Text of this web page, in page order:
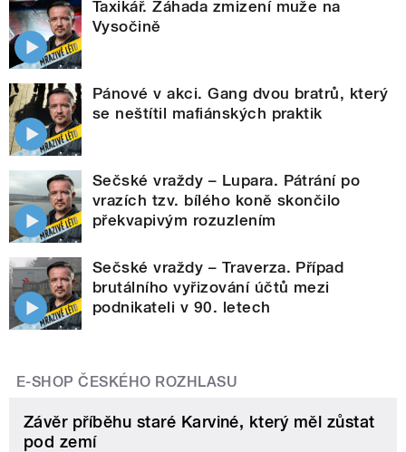
Taxikář. Záhada zmizení muže na
Vysočině
Pánové v akci. Gang dvou bratrů, který
se neštítil mafiánských praktik
Sečské vraždy – Lupara. Pátrání po
vrazích tzv. bílého koně skončilo
překvapivým rozuzlením
Sečské vraždy – Traverza. Případ
brutálního vyřizování účtů mezi
podnikateli v 90. letech
E-SHOP ČESKÉHO ROZHLASU
Závěr příběhu staré Karviné, který měl zůstat
pod zemí